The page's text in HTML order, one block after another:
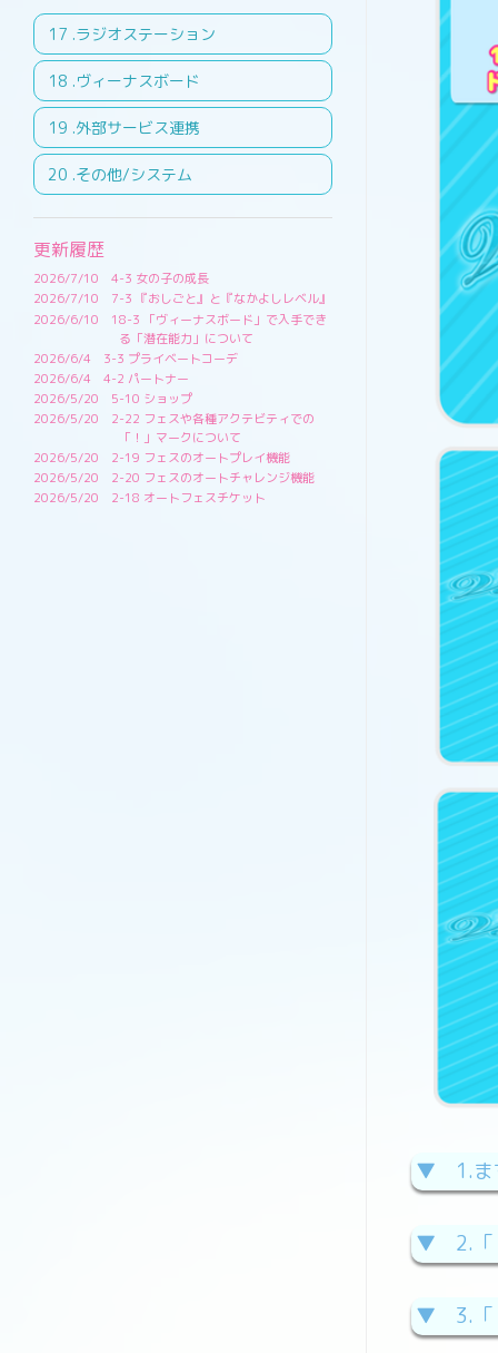
.ラジオステーション
.ヴィーナスボード
.外部サービス連携
.その他/システム
更新履歴
2026/7/10
4-3 女の子の成長
2026/7/10
7-3 『おしごと』と『なかよしレベル』
2026/6/10
18-3 「ヴィーナスボード」で入手でき
る「潜在能力」について
2026/6/4
3-3 プライベートコーデ
2026/6/4
4-2 パートナー
2026/5/20
5-10 ショップ
2026/5/20
2-22 フェスや各種アクテビティでの
「！」マークについて
2026/5/20
2-19 フェスのオートプレイ機能
2026/5/20
2-20 フェスのオートチャレンジ機能
2026/5/20
2-18 オートフェスチケット
▼ 1.ま
▼ 2.「
▼ 3.「